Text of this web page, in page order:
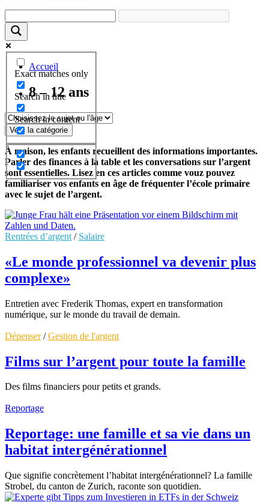
Exact matches only
Search in title
Search in content
Accueil
8 – 12 ans
Vers la catégorie
À maison, les enfants recueillent des informations importantes.
Parler des finances à la table et les conversations sur l’argent
sont essentielles. Lisez en ces articles comme vouz pouvez
familiariser vos enfants en âge de fréquenter l’école primaire
avec le sujet de l’argent.
Rentrées d’argent / Salaire
«Le monde professionnel va devenir plus
complexe»
Entretien avec Frederik Thomas, expert en transformation
numérique, sur le monde du travail de demain.
Dépenser/Gestion de l'argent
Films sur l’argent pour toute la famille
Des films financiers pour petits et grands.
Reportage
Reportage: une famille et sa vie dans un
habitat intergénérationnel
Que signifie concrètement l’habitat intergénérationnel? La famille
Strobel, du canton de Zurich, raconte son quotidien.